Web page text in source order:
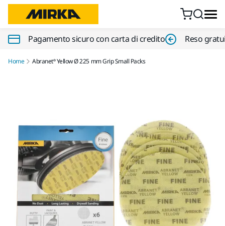
Pagamento sicuro con carta di credito Reso
Home Abranet® Yellow Ø 225 mm Grip Small Packs